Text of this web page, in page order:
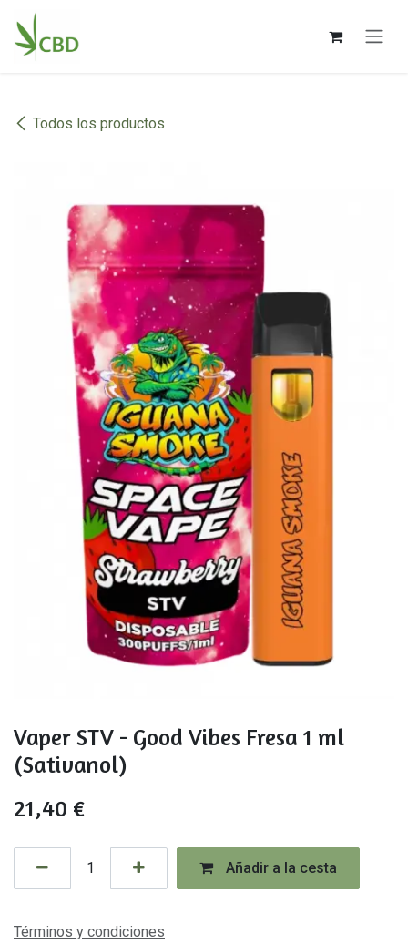
Ir al contenido
Todos los productos
Vaper STV - Good Vibes Fresa 1 ml
(Sativanol)
21,40 €
Añadir a la cesta
Términos y condiciones